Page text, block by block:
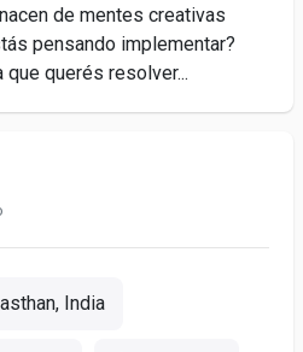
de mentes creativas
pensando implementar?
querés resolver...
India